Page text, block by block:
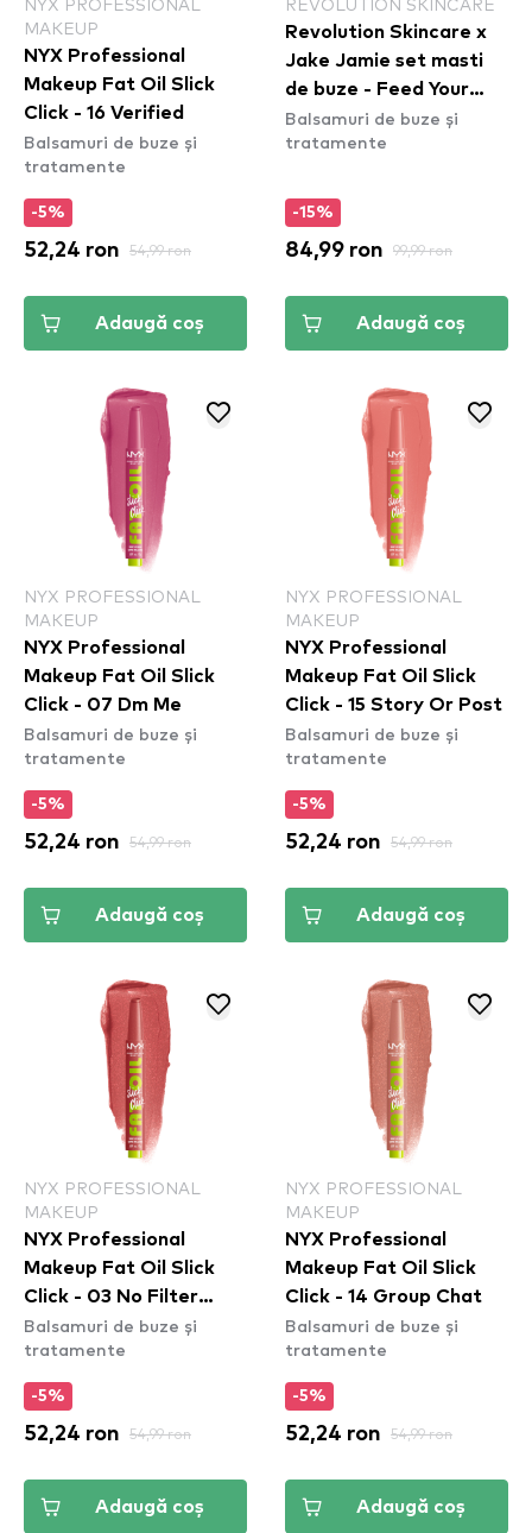
MAKEUP
NYX Professional
Makeup Fat Oil Slick
Click - 16 Verified
Balsamuri de buze și
tratamente
-5%
52,24 ron 54,99 ron
Adaugă coș
Revolution Skincare x
Jake Jamie set masti
de buze - Feed Your
Cravings Lip Mask
Collection
Balsamuri de buze și
tratamente
-15%
84,99 ron 99,99 ron
Adaugă coș
NYX PROFESSIONAL
MAKEUP
NYX Professional
Makeup Fat Oil Slick
Click - 07 Dm Me
Balsamuri de buze și
tratamente
-5%
52,24 ron 54,99 ron
Adaugă coș
NYX PROFESSIONAL
MAKEUP
NYX Professional
Makeup Fat Oil Slick
Click - 15 Story Or Post
Balsamuri de buze și
tratamente
-5%
52,24 ron 54,99 ron
Adaugă coș
NYX PROFESSIONAL
MAKEUP
NYX Professional
Makeup Fat Oil Slick
Click - 03 No Filter
Needed
Balsamuri de buze și
tratamente
-5%
52,24 ron 54,99 ron
Adaugă coș
NYX PROFESSIONAL
MAKEUP
NYX Professional
Makeup Fat Oil Slick
Click - 14 Group Chat
Balsamuri de buze și
tratamente
-5%
52,24 ron 54,99 ron
Adaugă coș